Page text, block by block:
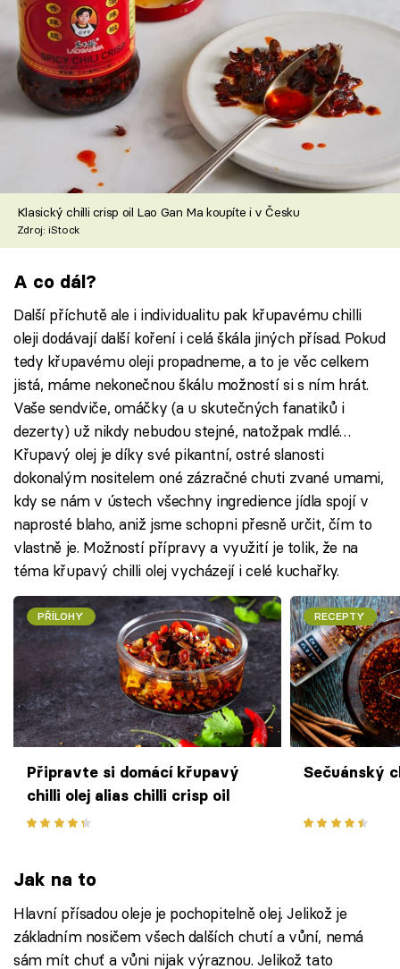
Klasický chilli crisp oil Lao Gan Ma koupíte i v Česku
Zdroj: iStock
A co dál?
Další příchutě ale i individualitu pak křupavému chilli
oleji dodávají další koření i celá škála jiných přísad. Pokud
tedy křupavému oleji propadneme, a to je věc celkem
jistá, máme nekonečnou škálu možností si s ním hrát.
Vaše sendviče, omáčky (a u skutečných fanatiků i
dezerty) už nikdy nebudou stejné, natožpak mdlé…
Křupavý olej je díky své pikantní, ostré slanosti
dokonalým nositelem oné zázračné chuti zvané umami,
kdy se nám v ústech všechny ingredience jídla spojí v
naprosté blaho, aniž jsme schopni přesně určit, čím to
vlastně je. Možností přípravy a využití je tolik, že na
téma křupavý chilli olej vycházejí i celé kuchařky.
PŘÍLOHY
Připravte si domácí křupavý
chilli olej alias chilli crisp oil
RECEPTY
Sečuánský
Jak na to
Hlavní přísadou oleje je pochopitelně olej. Jelikož je
základním nosičem všech dalších chutí a vůní, nemá
sám mít chuť a vůni nijak výraznou. Jelikož tato